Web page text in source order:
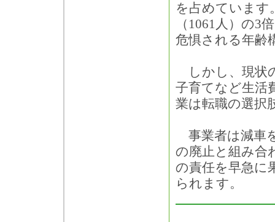
を占めています
（1061人）の3
危惧される年齢
しかし、現状
子育てなど生活
業は転職の選択
事業者は減車
の廃止と組み合
の責任を早急に
られます。